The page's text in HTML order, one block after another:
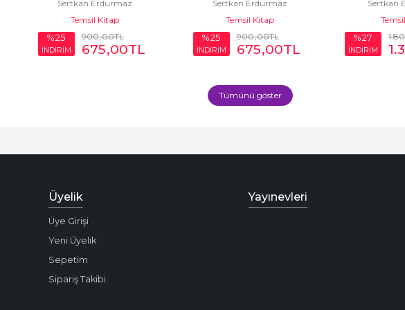
Sertkan Erdurmaz
Temsil Kitap
%25
İNDİRİM
900,00TL
675,00TL
Sertkan Erdurmaz
Temsil Kitap
%25
İNDİRİM
900,00TL
675,00TL
Sertkan
%27
İNDİRİM
Tümünü göster
Üyelik
Üye Girişi
Yeni Üyelik
Sepetim
Sipariş Takibi
Yayınevleri